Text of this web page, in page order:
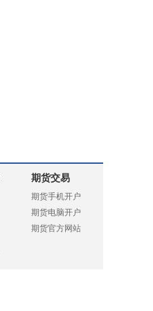
期货交易
期货手机开户
期货电脑开户
期货官方网站